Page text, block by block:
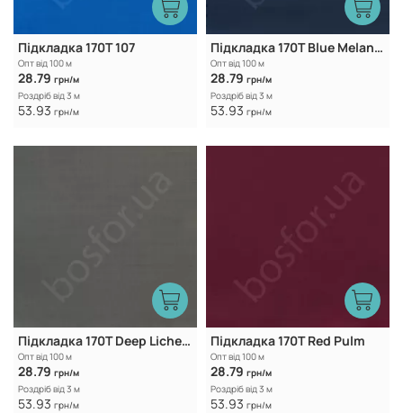
Підкладка 170Т 107
Опт від 100 м
28.79 грн/м
Роздріб від 3 м
53.93 грн/м
Підкладка 170T Blue Melancholy
Опт від 100 м
28.79 грн/м
Роздріб від 3 м
53.93 грн/м
Підкладка 170T Deep Lichen Green
Опт від 100 м
28.79 грн/м
Роздріб від 3 м
53.93 грн/м
Підкладка 170T Red Pulm
Опт від 100 м
28.79 грн/м
Роздріб від 3 м
53.93 грн/м